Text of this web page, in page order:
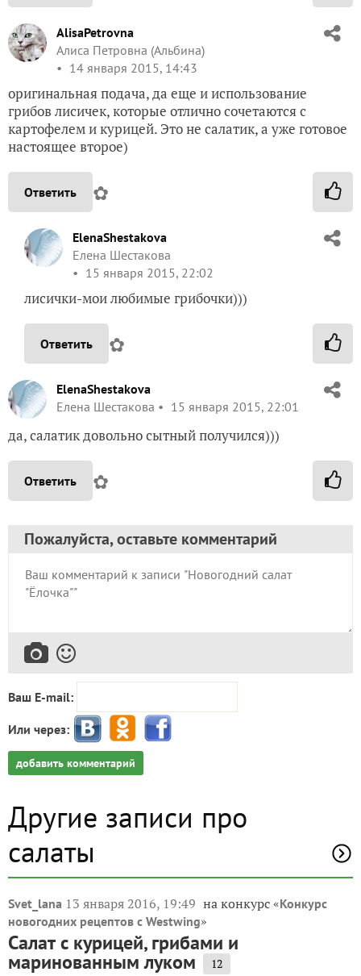
AlisaPetrovna
Алиса Петровна (Альбина)
14 января 2015, 14:43
оригинальная подача, да еще и использование
грибов лисичек, которые отлично сочетаются с
картофелем и курицей. Это не салатик, а уже готовое
настоящее второе)
Ответить ✿
ElenaShestakova
Елена Шестакова
15 января 2015, 22:02
лисички-мои любимые грибочки)))
Ответить ✿
ElenaShestakova
Елена Шестакова
15 января 2015, 22:01
да, салатик довольно сытный получился)))
Ответить ✿
Пожалуйста, оставьте комментарий
Ваш E-mail:
Или через:
добавить комментарий
Другие записи про
салаты
Svet_lana 13 января 2016, 19:49 на конкурс «Конкурс
новогодних рецептов с Westwing»
Салат с курицей, грибами и
маринованным луком 12